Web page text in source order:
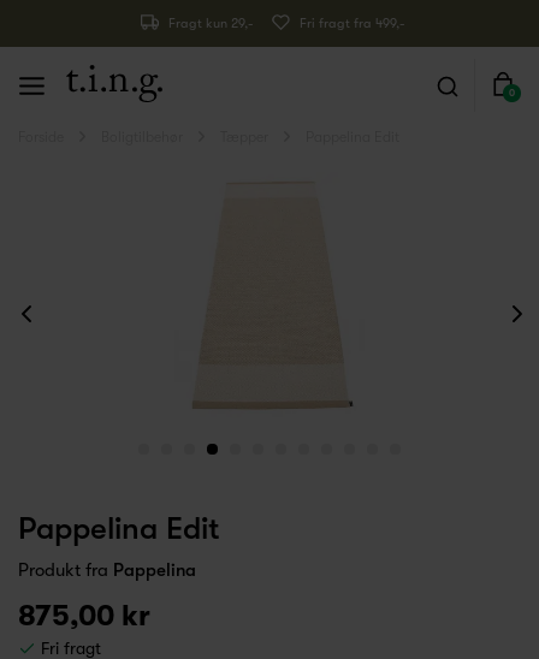
Fragt kun 29,- Fri fragt fra 499,-
0
Pappelina Edit
Produkt fra Pappelina
875,00 kr
Fri fragt